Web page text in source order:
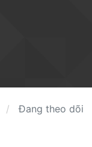
Đang theo dõi